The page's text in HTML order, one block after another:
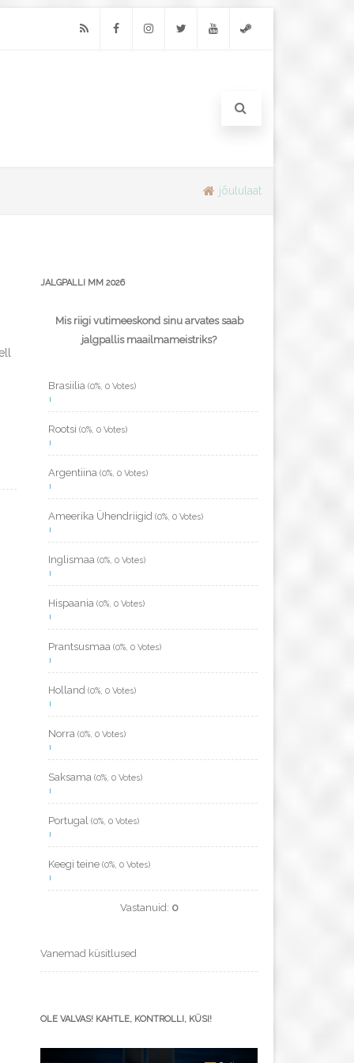
jõululaat
JALGPALLI MM 2026
Mis riigi vutimeeskond sinu arvates saab
jalgpallis maailmameistriks?
Brasiilia (0%, 0 Votes)
Rootsi (0%, 0 Votes)
Argentiina (0%, 0 Votes)
Ameerika Ühendriigid (0%, 0 Votes)
Inglismaa (0%, 0 Votes)
Hispaania (0%, 0 Votes)
Prantsusmaa (0%, 0 Votes)
Holland (0%, 0 Votes)
Norra (0%, 0 Votes)
Saksama (0%, 0 Votes)
Portugal (0%, 0 Votes)
Keegi teine (0%, 0 Votes)
Vastanuid: 0
Vanemad küsitlused
OLE VALVAS! KAHTLE, KONTROLLI, KÜSI!